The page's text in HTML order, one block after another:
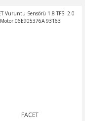
FACET